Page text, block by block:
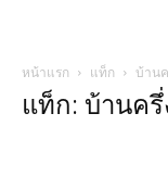
หน้าแรก แท็ก บ้าน
แท็ก: บ้านค